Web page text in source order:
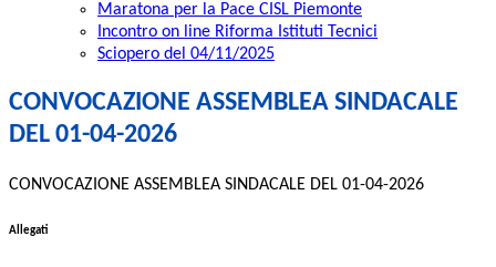
Maratona per la Pace CISL Piemonte
Incontro on line Riforma Istituti Tecnici
Sciopero del 04/11/2025
CONVOCAZIONE ASSEMBLEA SINDACALE
DEL 01-04-2026
CONVOCAZIONE ASSEMBLEA SINDACALE DEL 01-04-2026
Allegati